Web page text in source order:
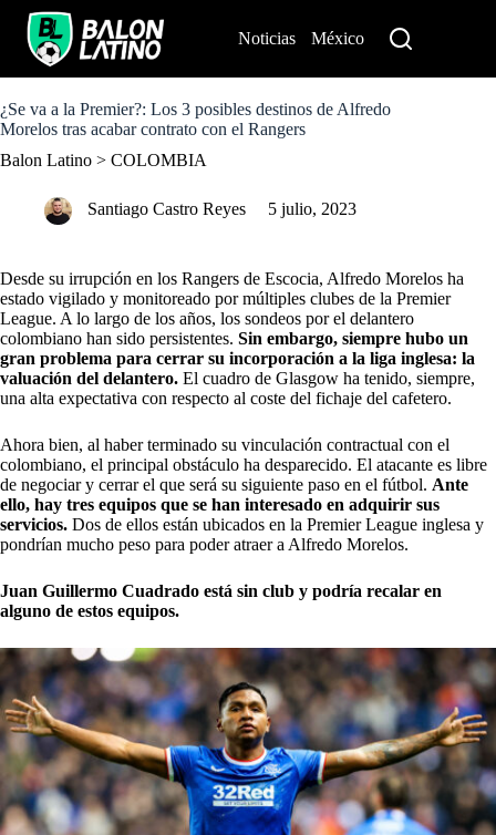
o
c
n
Noticias México
¿Se va a la Premier?: Los 3 posibles destinos de Alfredo
Morelos tras acabar contrato con el Rangers
Balon Latino > COLOMBIA
Santiago Castro Reyes 5 julio, 2023
Desde su irrupción en los Rangers de Escocia, Alfredo Morelos ha
estado vigilado y monitoreado por múltiples clubes de la Premier
League. A lo largo de los años, los sondeos por el delantero
colombiano han sido persistentes. Sin embargo, siempre hubo un
gran problema para cerrar su incorporación a la liga inglesa: la
valuación del delantero. El cuadro de Glasgow ha tenido, siempre,
una alta expectativa con respecto al coste del fichaje del cafetero.
Ahora bien, al haber terminado su vinculación contractual con el
colombiano, el principal obstáculo ha desparecido. El atacante es libre
de negociar y cerrar el que será su siguiente paso en el fútbol. Ante
ello, hay tres equipos que se han interesado en adquirir sus
servicios. Dos de ellos están ubicados en la Premier League inglesa y
pondrían mucho peso para poder atraer a Alfredo Morelos.
Juan Guillermo Cuadrado está sin club y podría recalar en
alguno de estos equipos.